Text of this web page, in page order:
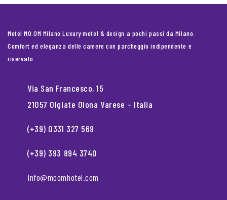
Motel MO.OM Milano Luxury motel & design a pochi passi da Milano.
Comfort ed eleganza delle camere con parcheggio indipendente e
riservato.
Via San Francesco, 15
21057 Olgiate Olona Varese – Italia
(+39) 0331 327 569
(+39) 393 894 3740
info@moomhotel.com